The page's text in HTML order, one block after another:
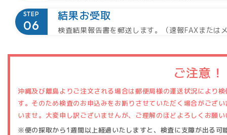
STEP 結果お受取
検査結果報告書を郵送します。（速報FAXまたは
ご注意！
沖縄及び離島よりご注文される場合は郵便局様の運送状況により
す。そのため検査のお申込みをお断りさせていただく場合がござ
いませ。大変申し訳ございませんが、ご理解のほどよろしくお願
※便の採取から1週間以上経過いたしますと、検査に支障が出る可